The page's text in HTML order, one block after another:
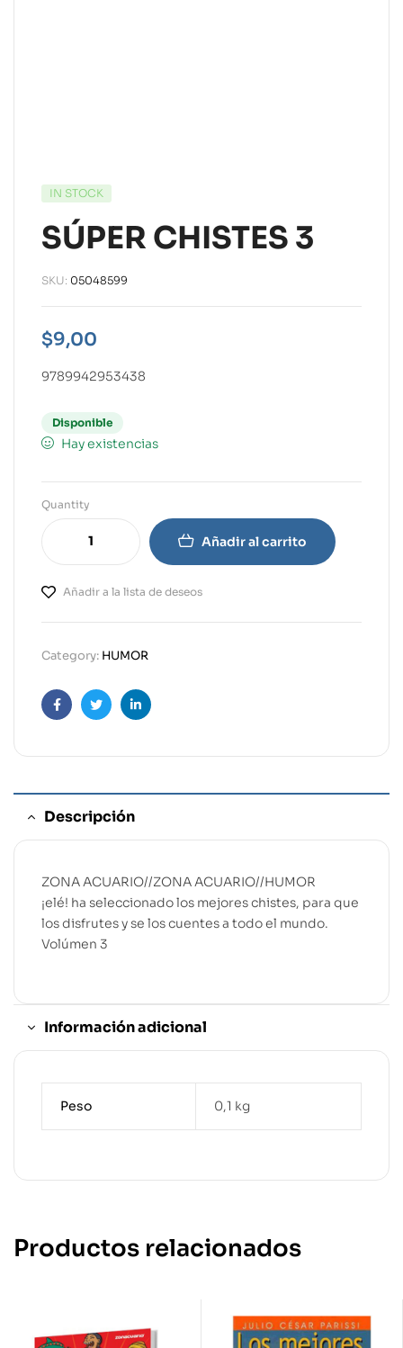
IN STOCK
SÚPER CHISTES 3
SKU: 05048599
$9,00
9789942953438
Disponible
Hay existencias
Quantity
Añadir al carrito
Añadir a la lista de deseos
Category: HUMOR
FacebookTwitterLinkedin
Descripción
ZONA ACUARIO//ZONA ACUARIO//HUMOR
¡elé! ha seleccionado los mejores chistes, para que
los disfrutes y se los cuentes a todo el mundo.
Volúmen 3
Información adicional
Peso 0,1 kg
Productos relacionados